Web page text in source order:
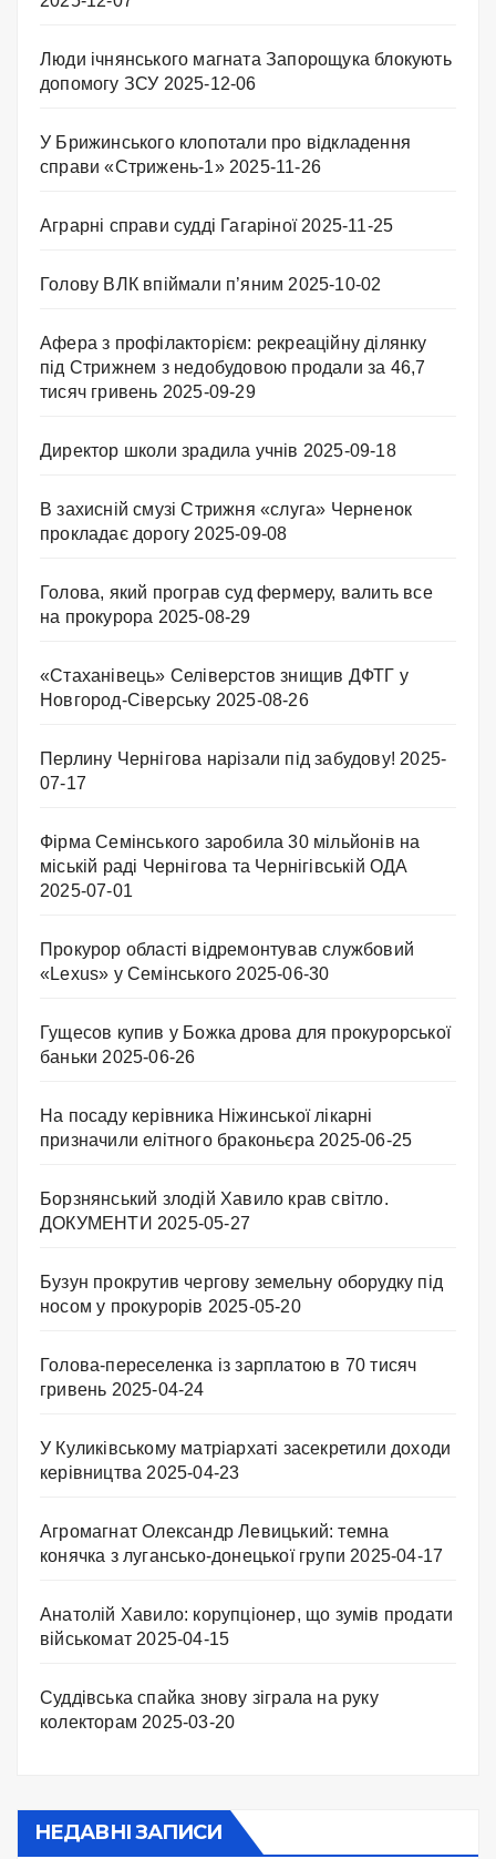
Люди ічнянського магната Запорощука блокують
допомогу ЗСУ 2025-12-06
У Брижинського клопотали про відкладення
справи «Стрижень-1» 2025-11-26
Аграрні справи судді Гагаріної 2025-11-25
Голову ВЛК впіймали п’яним 2025-10-02
Афера з профілакторієм: рекреаційну ділянку
під Стрижнем з недобудовою продали за 46,7
тисяч гривень 2025-09-29
Директор школи зрадила учнів 2025-09-18
В захисній смузі Стрижня «слуга» Черненок
прокладає дорогу 2025-09-08
Голова, який програв суд фермеру, валить все
на прокурора 2025-08-29
«Стаханівець» Селіверстов знищив ДФТГ у
Новгород-Сіверську 2025-08-26
Перлину Чернігова нарізали під забудову! 2025-
07-17
Фірма Семінського заробила 30 мільйонів на
міській раді Чернігова та Чернігівській ОДА
2025-07-01
Прокурор області відремонтував службовий
«Lexus» у Семінського 2025-06-30
Гущесов купив у Божка дрова для прокурорської
баньки 2025-06-26
На посаду керівника Ніжинської лікарні
призначили елітного браконьєра 2025-06-25
Борзнянський злодій Хавило крав світло.
ДОКУМЕНТИ 2025-05-27
Бузун прокрутив чергову земельну оборудку під
носом у прокурорів 2025-05-20
Голова-переселенка із зарплатою в 70 тисяч
гривень 2025-04-24
У Куликівському матріархаті засекретили доходи
керівництва 2025-04-23
Агромагнат Олександр Левицький: темна
конячка з лугансько-донецької групи 2025-04-17
Анатолій Хавило: корупціонер, що зумів продати
військомат 2025-04-15
Суддівська спайка знову зіграла на руку
колекторам 2025-03-20
НЕДАВНІ ЗАПИСИ